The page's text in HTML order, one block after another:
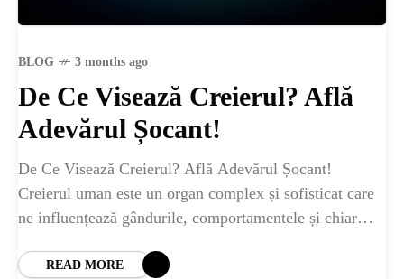
BLOG 3 months ago
De Ce Visează Creierul? Află
Adevărul Șocant!
De Ce Visează Creierul? Află Adevărul Șocant!
Creierul uman este un organ complex și sofisticat care
ne influențează gândurile, comportamentele și chiar
READ MORE